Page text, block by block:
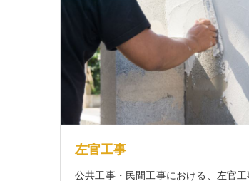
左官工事